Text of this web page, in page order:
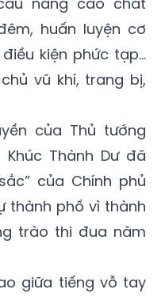
huấn luyện cơ
kiện phức tạp…
vũ khí, trang bị,
của Thủ tướng
Khúc Thành Dư đã
của Chính phủ
thành phố vì thành
trào thi đua năm
giữa tiếng vỗ tay